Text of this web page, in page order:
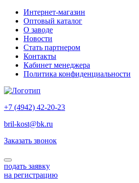
Интернет-магазин
Оптовый каталог
О заводе
Новости
Стать партнером
Контакты
Кабинет менеджера
Политика конфиденциальности
+7 (4942) 42-20-23
bril-kost@bk.ru
Заказать звонок
подать заявку
на регистрацию